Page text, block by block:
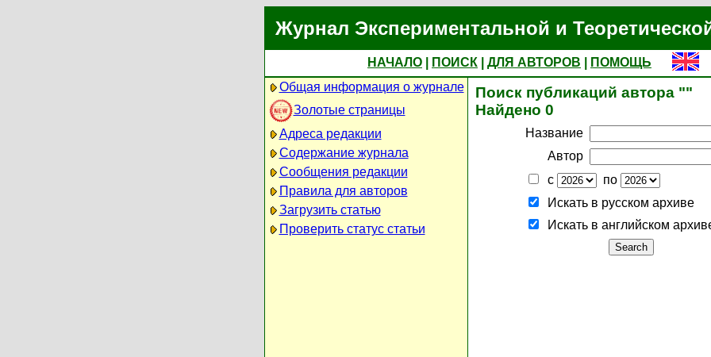
Журнал Экспериментальной и
НАЧАЛО ПОИСК ДЛЯ АВТОРОВ
ПОМОЩЬ
Общая информация о журнале
Золотые страницы
Адреса редакции
Содержание журнала
Сообщения редакции
Правила для авторов
Загрузить статью
Проверить статус статьи
Поиск публикаций автора ""
Найдено 0
Название
Автор
с
по
Искать в русском архиве
Искать в английском